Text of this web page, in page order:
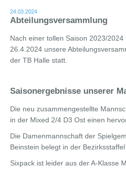
24.03.2024
Abteilungsversammlung
Nach einer tollen Saison 2023/2024
26.4.2024 unsere
der TB Halle statt.
Saisonergebnisse unserer
Die neu zusammengestellte
in der Mixed 2/4 D3 Ost einen
Die Damenmannschaft der
Beinstein belegt in der
Sixpack ist leider aus der A-Klasse